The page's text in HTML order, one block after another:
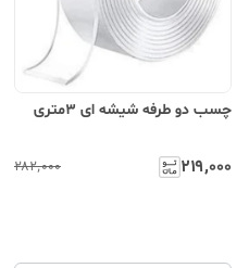
چسب دو طرفه شیشه ای ۳متری
۲۱۹٬۰۰۰ ۲۸۲٬۰۰۰